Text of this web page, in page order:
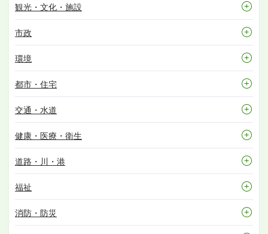
観光・文化・施設
市政
環境
都市・住宅
交通・水道
健康・医療・衛生
道路・川・港
福祉
消防・防災